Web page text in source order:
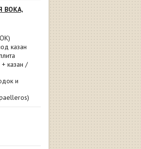
ВОКА,
казан
казан /
и